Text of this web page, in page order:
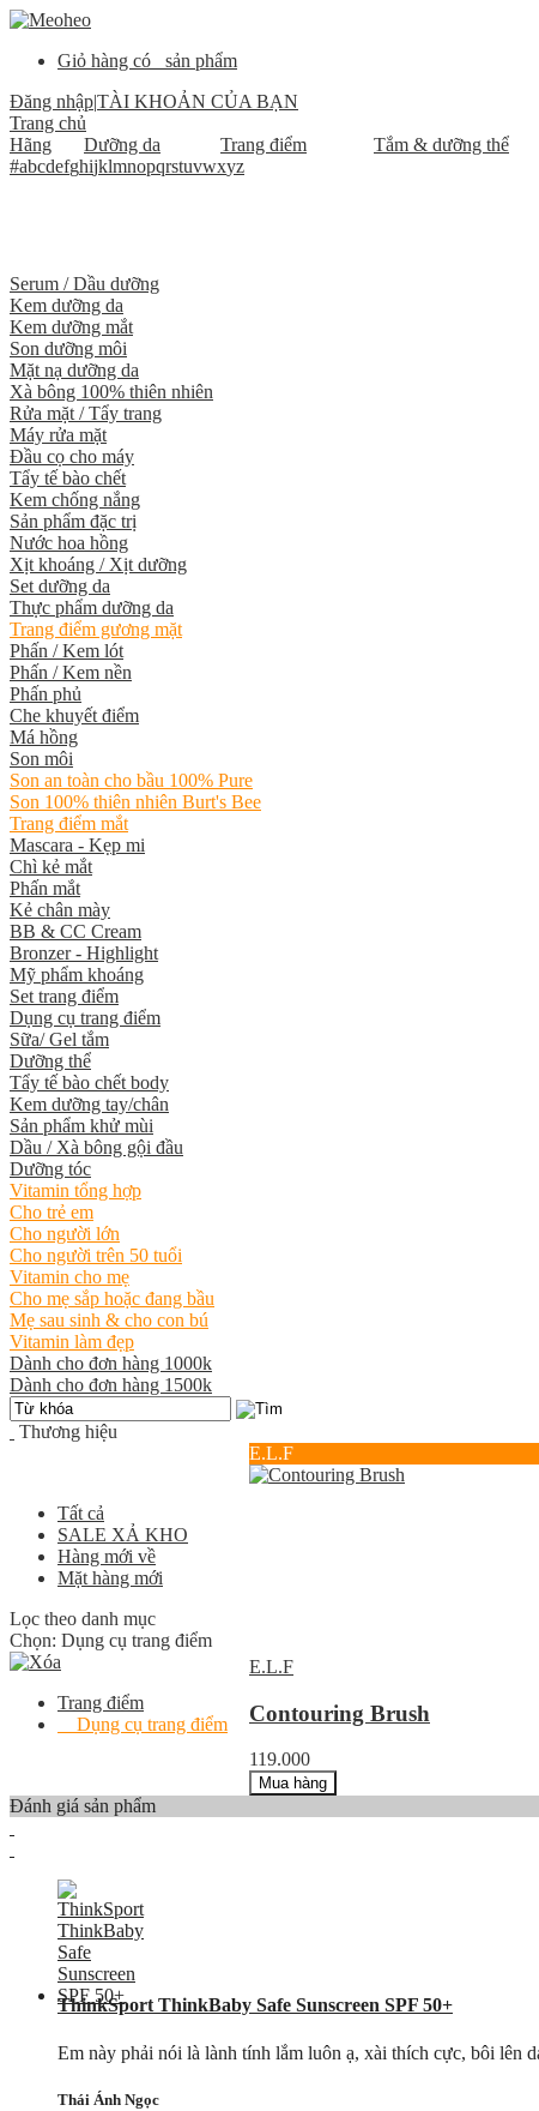
Giỏ hàng có
sản phẩm
Đăng nhập|TÀI KHOẢN CỦA BẠN
Trang chủ
Hãng
Dưỡng da Trang điểm Tắm & dưỡng thể
#abcdefghijklmnopqrstuvwxyz
Serum / Dầu dưỡng
Kem dưỡng da
Kem dưỡng mắt
Son dưỡng môi
Mặt nạ dưỡng da
Xà bông 100% thiên nhiên
Rửa mặt / Tẩy trang
Máy rửa mặt
Đầu cọ cho máy
Tẩy tế bào chết
Kem chống nắng
Sản phẩm đặc trị
Nước hoa hồng
Xịt khoáng / Xịt dưỡng
Set dưỡng da
Thực phẩm dưỡng da
Trang điểm gương mặt
Phấn / Kem lót
Phấn / Kem nền
Phấn phủ
Che khuyết điểm
Má hồng
Son môi
Son an toàn cho bầu 100% Pure
Son 100% thiên nhiên Burt's Bee
Trang điểm mắt
Mascara - Kẹp mi
Chì kẻ mắt
Phấn mắt
Kẻ chân mày
BB & CC Cream
Bronzer - Highlight
Mỹ phẩm khoáng
Set trang điểm
Dụng cụ trang điểm
Sữa/ Gel tắm
Dưỡng thể
Tẩy tế bào chết body
Kem dưỡng tay/chân
Sản phẩm khử mùi
Dầu / Xà bông gội đầu
Dưỡng tóc
Vitamin tổng hợp
Cho trẻ em
Cho người lớn
Cho người trên 50 tuổi
Vitamin cho mẹ
Cho mẹ sắp hoặc đang bầu
Mẹ sau sinh & cho con bú
Vitamin làm đẹp
Dành cho đơn hàng 1000k
Dành cho đơn hàng 1500k
Thương hiệu
Tất cả
SALE XẢ KHO
Hàng mới về
Mặt hàng mới
Lọc theo danh mục
Chọn: Dụng cụ trang điểm
Trang điểm
Dụng cụ trang điểm
E.L.F
E.L.F
Contouring Brush
119.000
Mua hàng
Đánh giá sản phẩm
ThinkSport ThinkBaby Safe Sunscreen SPF 50+
Em này phải nói là lành tính lắm luôn ạ, xài thích cực, bôi lên
Thái Ánh Ngọc